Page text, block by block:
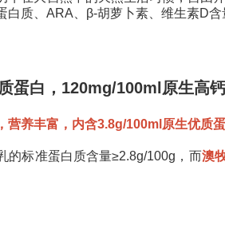
白质、ARA、β-胡萝卜素、维生素D含
蛋白，120mg/100ml原生高
营养丰富，内含3.8g/100ml原生优质
的标准蛋白质含量≥2.8g/100g，而澳